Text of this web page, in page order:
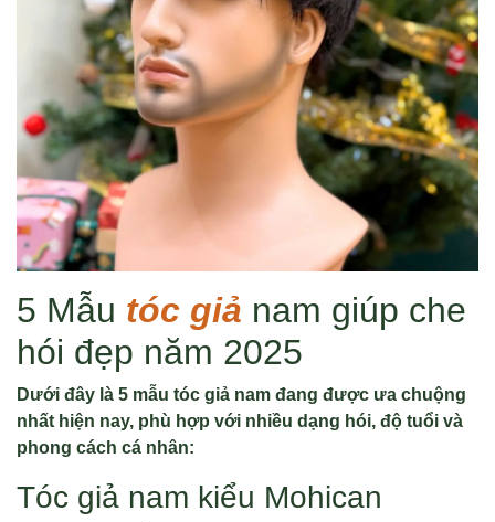
5 Mẫu tóc giả nam giúp che
hói đẹp năm 2025
Dưới đây là 5 mẫu tóc giả nam đang được ưa chuộng
nhất hiện nay, phù hợp với nhiều dạng hói, độ tuổi và
phong cách cá nhân:
Tóc giả nam kiểu Mohican